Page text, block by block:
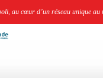
au cœur d’un réseau unique au